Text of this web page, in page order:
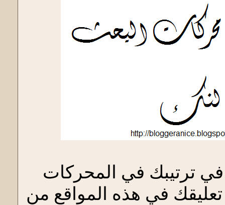
ترتيبك في المحركات
تعليقك في هذه المواقع من